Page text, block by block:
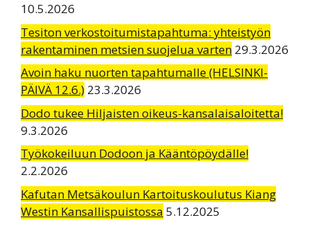
10.5.2026
Tesiton verkostoitumistapahtuma: yhteistyön
rakentaminen metsien suojelua varten 29.3.2026
Avoin haku nuorten tapahtumalle (HELSINKI-
PÄIVÄ 12.6.) 23.3.2026
Dodo tukee Hiljaisten oikeus-kansalaisaloitetta!
9.3.2026
Työkokeiluun Dodoon ja Kääntöpöydälle!
2.2.2026
Kafutan Metsäkoulun Kartoituskoulutus Kiang
Westin Kansallispuistossa 5.12.2025